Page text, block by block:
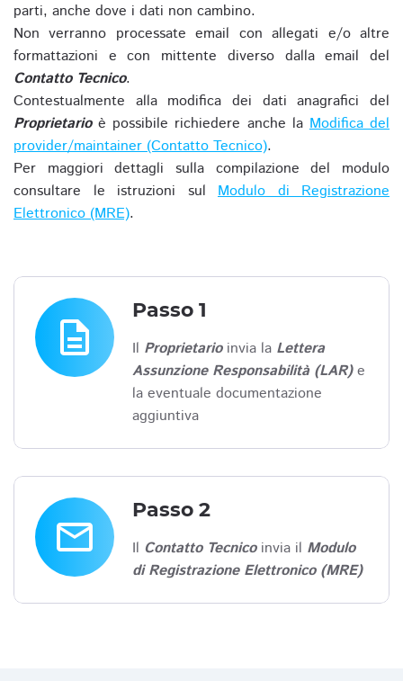
parti, anche dove i dati non cambino.
Non verranno processate email con allegati e/o altre
formattazioni e con mittente diverso dalla email del
Contatto Tecnico.
Contestualmente alla modifica dei dati anagrafici del
Proprietarioè possibile richiedere anche laModifica del
provider/maintainer (Contatto Tecnico).
Per maggiori dettagli sulla compilazione del modulo
consultare le istruzioni sul Modulo di Registrazione
Elettronico (MRE).
description
Passo 1
Il Proprietarioinvia la Lettera
Assunzione Responsabilità (LAR)e
la eventuale documentazione
aggiuntiva
email
Passo 2
Il Contatto Tecnicoinvia il Modulo
di Registrazione Elettronico (MRE)